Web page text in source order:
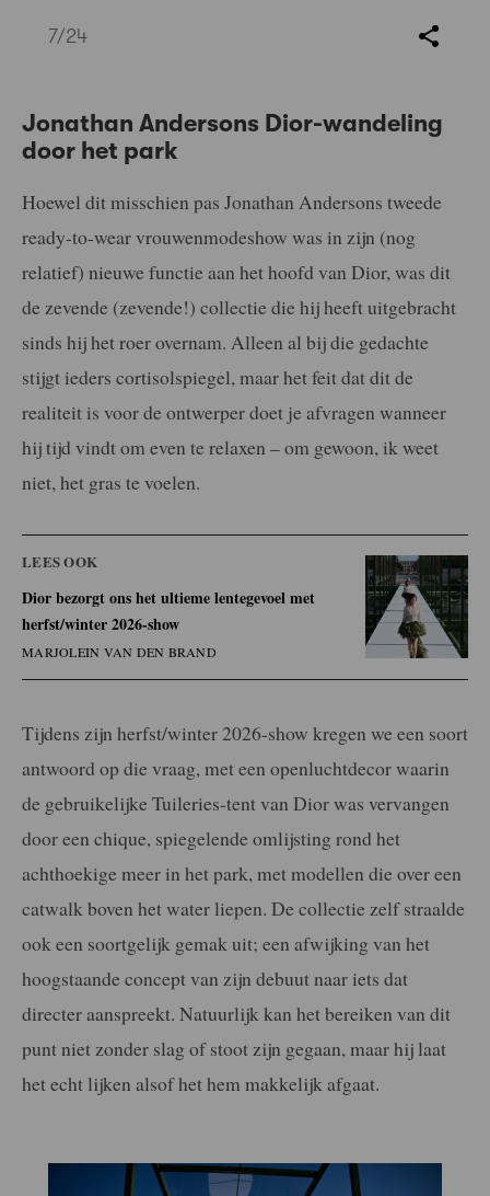
7/24
Jonathan Andersons Dior-wandeling
door het park
Hoewel dit misschien pas Jonathan Andersons tweede
ready-to-wear vrouwenmodeshow was in zijn (nog
relatief) nieuwe functie aan het hoofd van Dior, was dit
de zevende (zevende!) collectie die hij heeft uitgebracht
sinds hij het roer overnam. Alleen al bij die gedachte
stijgt ieders cortisolspiegel, maar het feit dat dit de
realiteit is voor de ontwerper doet je afvragen wanneer
hij tijd vindt om even te relaxen – om gewoon, ik weet
niet, het gras te voelen.
LEES OOK
Dior bezorgt ons het ultieme lentegevoel met
herfst/winter 2026-show
MARJOLEIN VAN DEN BRAND
Tijdens zijn herfst/winter 2026-show kregen we een soort
antwoord op die vraag, met een openluchtdecor waarin
de gebruikelijke Tuileries-tent van Dior was vervangen
door een chique, spiegelende omlijsting rond het
achthoekige meer in het park, met modellen die over een
catwalk boven het water liepen. De collectie zelf straalde
ook een soortgelijk gemak uit; een afwijking van het
hoogstaande concept van zijn debuut naar iets dat
directer aanspreekt. Natuurlijk kan het bereiken van dit
punt niet zonder slag of stoot zijn gegaan, maar hij laat
het echt lijken alsof het hem makkelijk afgaat.